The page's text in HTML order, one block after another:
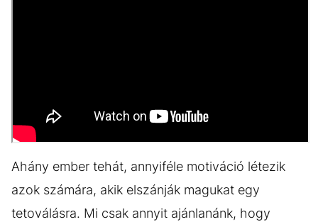
Ahány ember tehát, annyiféle motiváció létezik
azok számára, akik elszánják magukat egy
tetoválásra. Mi csak annyit ajánlanánk, hogy